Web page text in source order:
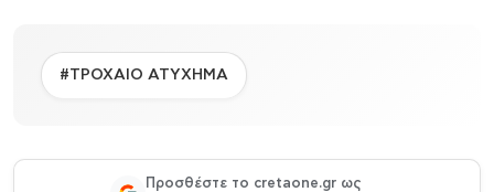
#ΤΡΟΧΑΙΟ ΑΤΥΧΗΜΑ
Προσθέστε το cretaone.gr ως